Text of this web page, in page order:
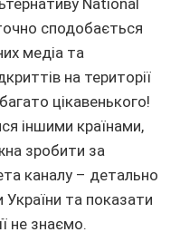
сподобається
медіа та
на території
цікавенького!
іншими країнами,
зробити за
каналу – детально
України та показати
не знаємо.